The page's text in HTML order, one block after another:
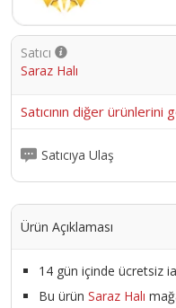
Satıcı
Saraz Halı
Satıcının diğer ürünlerini
Satıcıya Ulaş
Ürün Açıklaması
14 gün içinde ücretsiz
Bu ürün Saraz Halı